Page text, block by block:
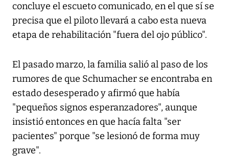
concluye el escueto comunicado, en el que sí se
precisa que el piloto llevará a cabo esta nueva
etapa de rehabilitación "fuera del ojo público".
El pasado marzo, la familia salió al paso de los
rumores de que Schumacher se encontraba en
estado desesperado y afirmó que había
"pequeños signos esperanzadores", aunque
insistió entonces en que hacía falta "ser
pacientes" porque "se lesionó de forma muy
grave".